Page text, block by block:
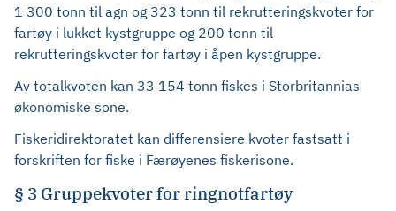
1 300 tonn til agn og 323 tonn til rekrutteringskvoter for
fartøy i lukket kystgruppe og 200 tonn til
rekrutteringskvoter for fartøy i åpen kystgruppe.
Av totalkvoten kan 33 154 tonn fiskes i Storbritannias
økonomiske sone.
Fiskeridirektoratet kan differensiere kvoter fastsatt i
forskriften for fiske i Færøyenes fiskerisone.
§ 3 Gruppekvoter for ringnotfartøy